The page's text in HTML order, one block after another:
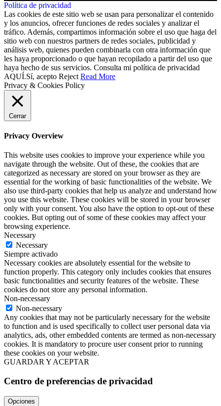
Política de privacidad
Las cookies de este sitio web se usan para personalizar el contenido
y los anuncios, ofrecer funciones de redes sociales y analizar el
tráfico. Además, compartimos información sobre el uso que haga del
sitio web con nuestros partners de redes sociales, publicidad y
análisis web, quienes pueden combinarla con otra información que
les haya proporcionado o que hayan recopilado a partir del uso que
haya hecho de sus servicios. Consulta mi política de privacidad
AQUÍ.Sí, acepto Reject Read More
Privacy & Cookies Policy
Cerrar
Privacy Overview
This website uses cookies to improve your experience while you
navigate through the website. Out of these, the cookies that are
categorized as necessary are stored on your browser as they are
essential for the working of basic functionalities of the website. We
also use third-party cookies that help us analyze and understand how
you use this website. These cookies will be stored in your browser
only with your consent. You also have the option to opt-out of these
cookies. But opting out of some of these cookies may affect your
browsing experience.
Necessary
Necessary
Siempre activado
Necessary cookies are absolutely essential for the website to
function properly. This category only includes cookies that ensures
basic functionalities and security features of the website. These
cookies do not store any personal information.
Non-necessary
Non-necessary
Any cookies that may not be particularly necessary for the website
to function and is used specifically to collect user personal data via
analytics, ads, other embedded contents are termed as non-necessary
cookies. It is mandatory to procure user consent prior to running
these cookies on your website.
GUARDAR Y ACEPTAR
Centro de preferencias de privacidad
Opciones